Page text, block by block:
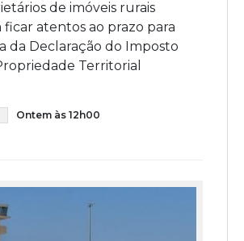
de imóveis rurais
ficar atentos ao prazo para
da Declaração do Imposto
Territorial
Ontem às 12h00